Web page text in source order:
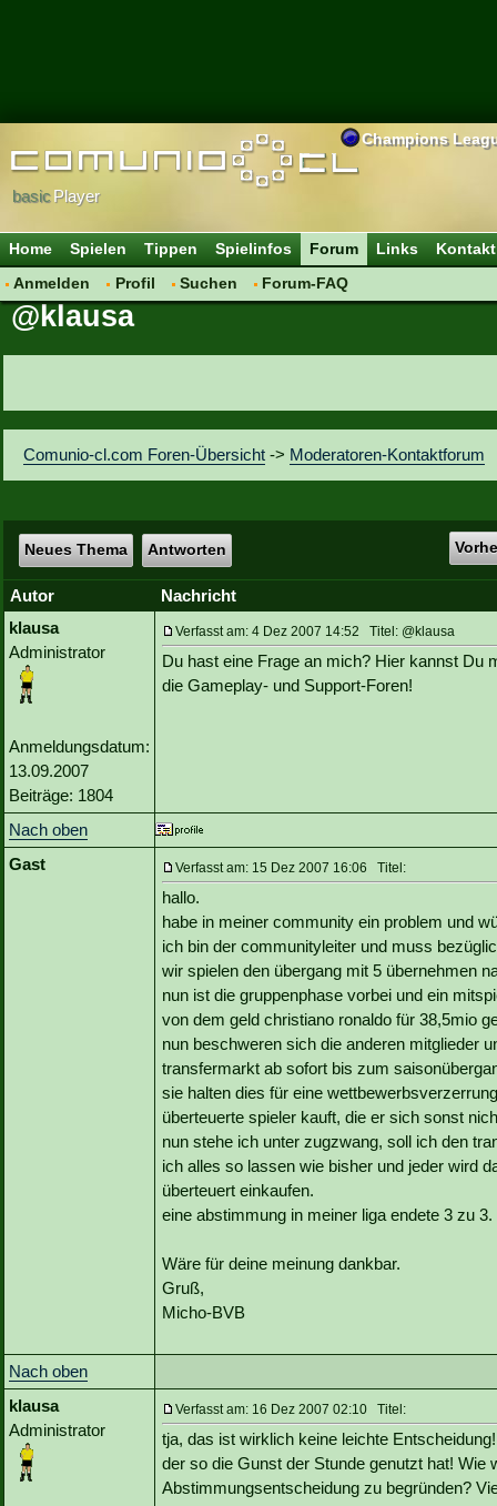
Champions
basicPlayer
Home Spielen Tippen Spielinfos
Forum
Anmelden
Profil Suchen Forum-FAQ
Links Kontakt
@klausa
Comunio-cl.com Foren-Übersicht -> Moderatoren-Kontaktforum
Neues Thema Antworten
Autor
Nachricht
klausa
Administrator
Anmeldungsdatum:
13.09.2007
Beiträge: 1804
Verfasst am: 4 Dez 2007 14:52 Titel: @klausa
Du hast eine Frage an mich? Hier kannst Du
die Gameplay- und Support-Foren!
Nach oben
Gast
Verfasst am: 15 Dez 2007 16:06 Titel:
hallo.
habe in meiner community ein problem und
ich bin der communityleiter und muss
wir spielen den übergang mit 5 übernehmen
nun ist die gruppenphase vorbei und ein
von dem geld christiano ronaldo für 38,5mio
nun beschweren sich die anderen mitglieder
transfermarkt ab sofort bis zum
sie halten dies für eine
überteuerte spieler kauft, die er sich sonst
nun stehe ich unter zugzwang, soll ich den
ich alles so lassen wie bisher und jeder wird
überteuert einkaufen.
eine abstimmung in meiner liga endete 3 zu 3.
Wäre für deine meinung dankbar.
Gruß,
Micho-BVB
Nach oben
klausa
Administrator
Verfasst am: 16 Dez 2007 02:10 Titel:
tja, das ist wirklich keine leichte
der so die Gunst der Stunde genutzt hat!
Abstimmungsentscheidung zu begründen?